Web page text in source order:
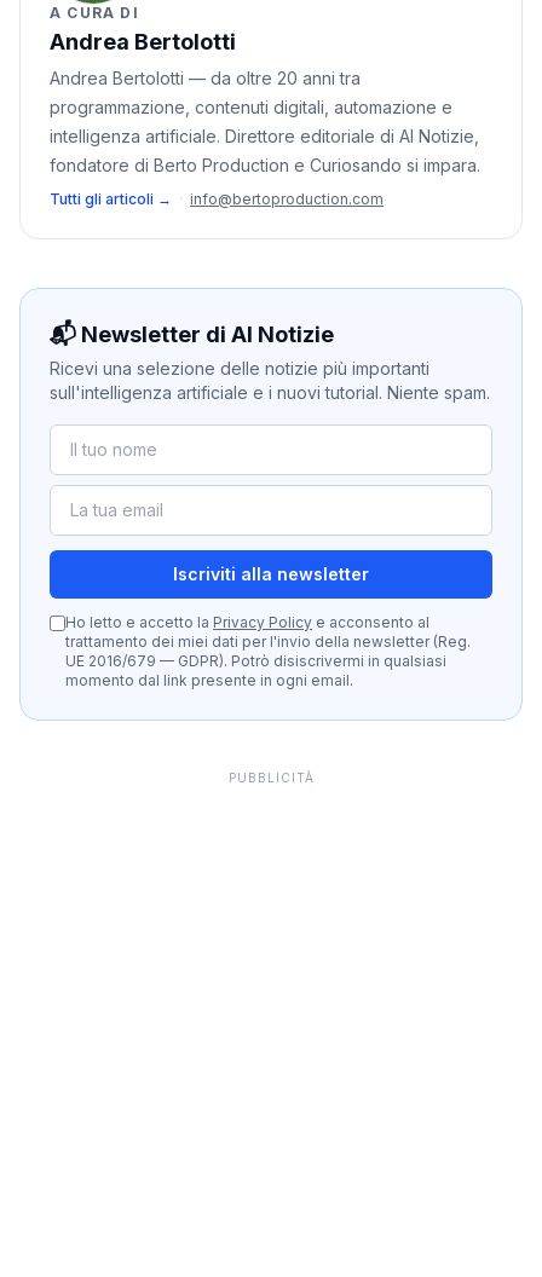
A CURA DI
Andrea Bertolotti
Andrea Bertolotti — da oltre 20 anni tra
programmazione, contenuti digitali, automazione e
intelligenza artificiale. Direttore editoriale di AI Notizie,
fondatore di Berto Production e Curiosando si impara.
Tutti gli articoli → · info@bertoproduction.com
📬 Newsletter di AI Notizie
Ricevi una selezione delle notizie più importanti
sull'intelligenza artificiale e i nuovi tutorial. Niente spam.
Iscriviti alla newsletter
Ho letto e accetto la Privacy Policy e acconsento al
trattamento dei miei dati per l'invio della newsletter (Reg.
UE 2016/679 — GDPR). Potrò disiscrivermi in qualsiasi
momento dal link presente in ogni email.
PUBBLICITÀ